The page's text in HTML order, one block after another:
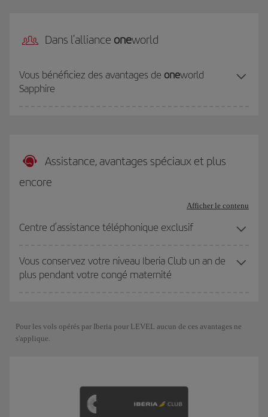
Dans l'alliance oneworld
Vous bénéficiez des avantages de oneworld
Sapphire
Assistance, avantages spéciaux et plus
encore
Afficher le contenu
Centre d’assistance téléphonique exclusif
Vous conservez votre niveau Iberia Club un an de
plus pendant votre congé maternité
Pour les vols opérés par Iberia pour LEVEL aucun de ces avantages ne
s'applique.